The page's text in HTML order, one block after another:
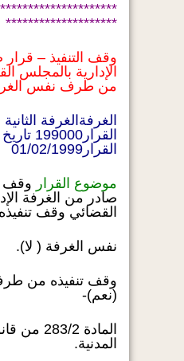
********************
وقف التنفيذ –
الإدارية بالمجلس
من طرف نفس
الغرفةالغرفة
القرار199000 تاريخ
القرار01/02/1999
موضوع القرار وقف
صادر من الغرفة
القضائي وقف
نفس الغرفة ( لا).
وقف تنفيذه من
(نعم)-
المادة
المدنية.